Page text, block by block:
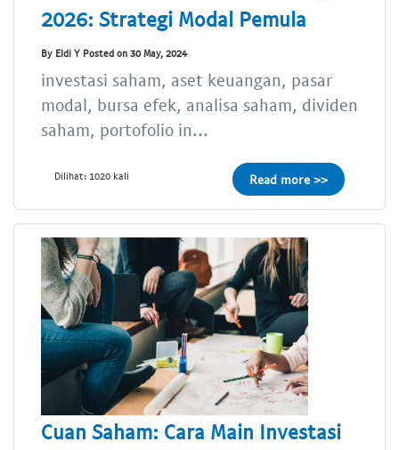
2026: Strategi Modal Pemula
By Eldi Y Posted on 30 May, 2024
investasi saham, aset keuangan, pasar
modal, bursa efek, analisa saham, dividen
saham, portofolio in...
Dilihat: 1020 kali Read more >>
Cuan Saham: Cara Main Investasi